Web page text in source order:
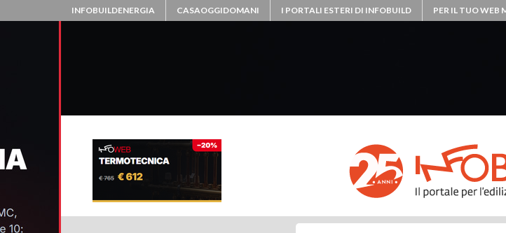
INFOBUILDENERGIA CASAOGGIDOMANI I PORTALI ESTERI DI INFOBUILD PER IL TUO WEB